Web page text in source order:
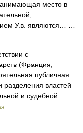
место в
У.в. являются… …
с
(Франция,
публичная
властей
и судебной.